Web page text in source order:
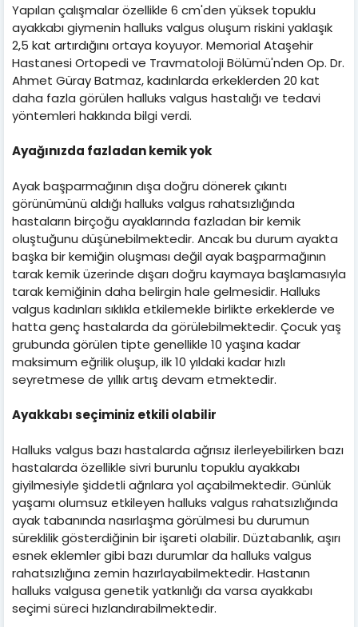
Yapılan çalışmalar özellikle 6 cm'den yüksek topuklu
ayakkabı giymenin halluks valgus oluşum riskini yaklaşık
2,5 kat artırdığını ortaya koyuyor. Memorial Ataşehir
Hastanesi Ortopedi ve Travmatoloji Bölümü'nden Op. Dr.
Ahmet Güray Batmaz, kadınlarda erkeklerden 20 kat
daha fazla görülen halluks valgus hastalığı ve tedavi
yöntemleri hakkında bilgi verdi.
Ayağınızda fazladan kemik yok
Ayak başparmağının dışa doğru dönerek çıkıntı
görünümünü aldığı halluks valgus rahatsızlığında
hastaların birçoğu ayaklarında fazladan bir kemik
oluştuğunu düşünebilmektedir. Ancak bu durum ayakta
başka bir kemiğin oluşması değil ayak başparmağının
tarak kemik üzerinde dışarı doğru kaymaya başlamasıyla
tarak kemiğinin daha belirgin hale gelmesidir. Halluks
valgus kadınları sıklıkla etkilemekle birlikte erkeklerde ve
hatta genç hastalarda da görülebilmektedir. Çocuk yaş
grubunda görülen tipte genellikle 10 yaşına kadar
maksimum eğrilik oluşup, ilk 10 yıldaki kadar hızlı
seyretmese de yıllık artış devam etmektedir.
Ayakkabı seçiminiz etkili olabilir
Halluks valgus bazı hastalarda ağrısız ilerleyebilirken bazı
hastalarda özellikle sivri burunlu topuklu ayakkabı
giyilmesiyle şiddetli ağrılara yol açabilmektedir. Günlük
yaşamı olumsuz etkileyen halluks valgus rahatsızlığında
ayak tabanında nasırlaşma görülmesi bu durumun
süreklilik gösterdiğinin bir işareti olabilir. Düztabanlık, aşırı
esnek eklemler gibi bazı durumlar da halluks valgus
rahatsızlığına zemin hazırlayabilmektedir. Hastanın
halluks valgusa genetik yatkınlığı da varsa ayakkabı
seçimi süreci hızlandırabilmektedir.